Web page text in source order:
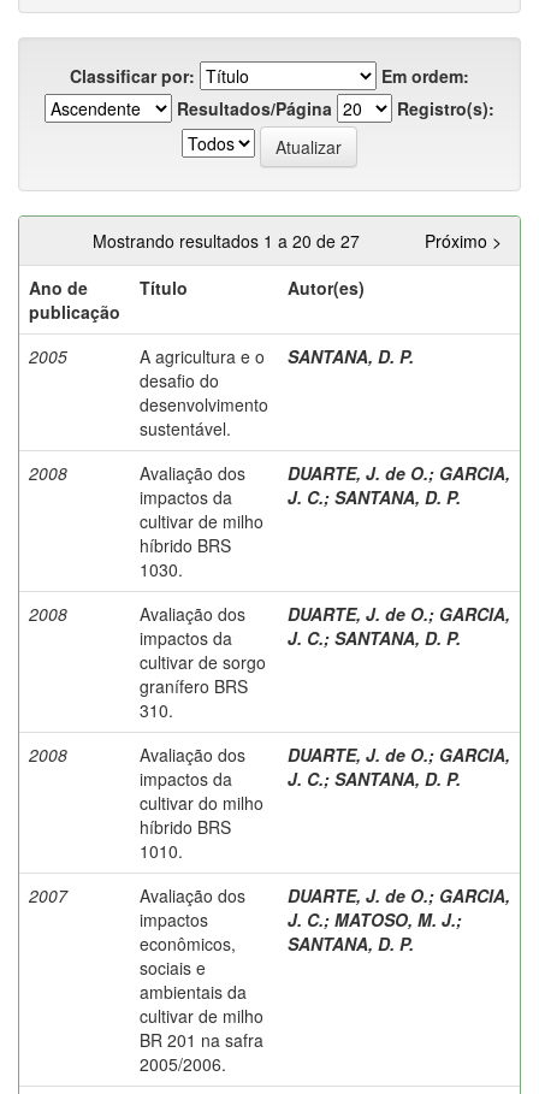
Classificar por:
Em ordem:
Resultados/Página
Registro(s):
Mostrando resultados 1 a 20 de 27
Próximo >
Ano de
publicação
Título Autor(es)
2005
A agricultura e o
desafio do
desenvolvimento
sustentável.
SANTANA, D. P.
2008
Avaliação dos
impactos da
cultivar de milho
híbrido BRS
1030.
DUARTE, J. de O.; GARCIA,
J. C.; SANTANA, D. P.
2008
Avaliação dos
impactos da
cultivar de sorgo
granífero BRS
310.
DUARTE, J. de O.; GARCIA,
J. C.; SANTANA, D. P.
2008
Avaliação dos
impactos da
cultivar do milho
híbrido BRS
1010.
DUARTE, J. de O.; GARCIA,
J. C.; SANTANA, D. P.
2007
Avaliação dos
impactos
econômicos,
sociais e
ambientais da
cultivar de milho
BR 201 na safra
2005/2006.
DUARTE, J. de O.; GARCIA,
J. C.; MATOSO, M. J.;
SANTANA, D. P.